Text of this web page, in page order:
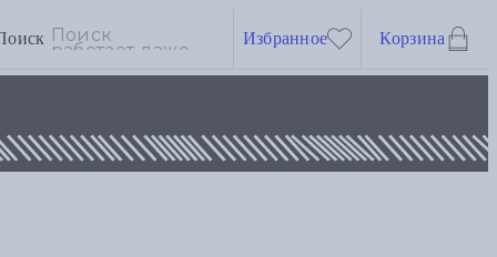
Избранное Корзина